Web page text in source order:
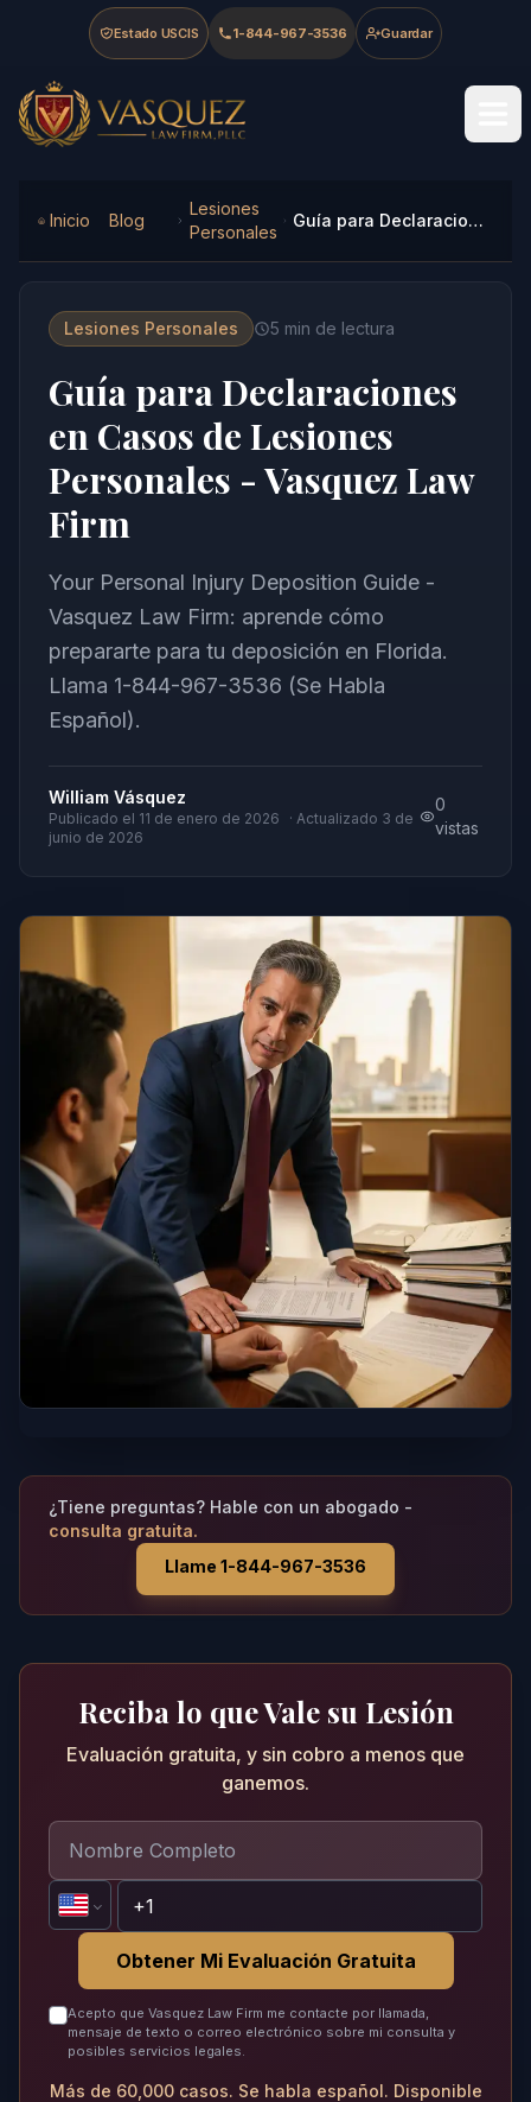
Skip to main content
Skip to navigation
Skip to footer
Estado USCIS 1-844-967-3536 Guardar
Vasquez Law Firm - Home
Inicio Blog
Lesiones
Personales
Guía para Declaraciones en Casos de Lesiones Personales - Vasquez Law Firm
Lesiones Personales 5 min de lectura
Guía para Declaraciones
en Casos de Lesiones
Personales - Vasquez Law
Firm
Your Personal Injury Deposition Guide -
Vasquez Law Firm: aprende cómo
prepararte para tu deposición en Florida.
Llama 1-844-967-3536 (Se Habla
Español).
William Vásquez
Publicado el 11 de enero de 2026 · Actualizado 3 de
junio de 2026
0
vistas
¿Tiene preguntas? Hable con un abogado -
consulta gratuita.
Llame 1-844-967-3536
Reciba lo que Vale su Lesión
Evaluación gratuita, y sin cobro a menos que
ganemos.
Obtener Mi Evaluación Gratuita
Acepto que Vasquez Law Firm me contacte por llamada,
mensaje de texto o correo electrónico sobre mi consulta y
posibles servicios legales.
Más de 60,000 casos. Se habla español. Disponible